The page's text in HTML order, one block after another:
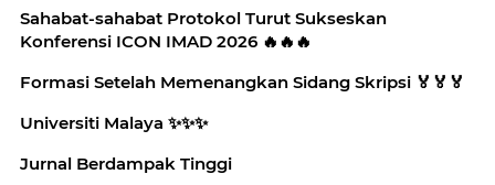
Sahabat-sahabat Protokol Turut Sukseskan
Konferensi ICON IMAD 2026 🔥🔥🔥
Formasi Setelah Memenangkan Sidang Skripsi 🏅🏅🏅
Universiti Malaya ✨️✨️✨️
Jurnal Berdampak Tinggi